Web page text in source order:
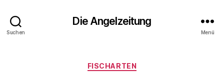
Suchen
Die Angelzeitung
Menü
Kategorien
FISCHARTEN